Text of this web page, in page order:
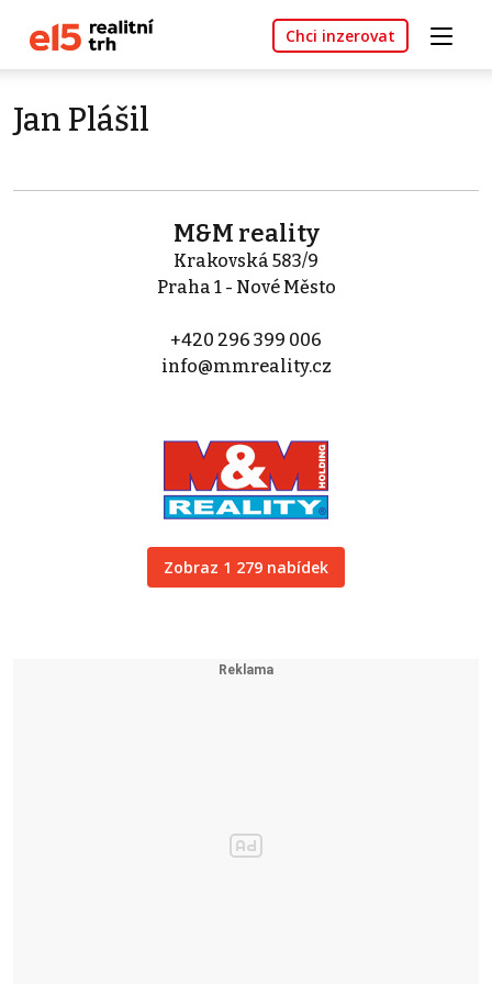
Chci inzerovat
Jan Plášil
M&M reality
Krakovská 583/9
Praha 1 - Nové Město
+420 296 399 006
info@mmreality.cz
Zobraz 1 279 nabídek